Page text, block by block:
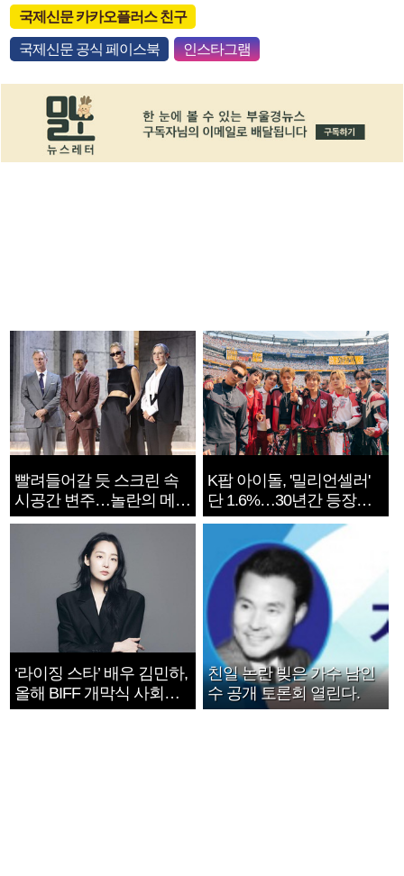
국제신문 카카오플러스 친구
국제신문 공식 페이스북 인스타그램
빨려들어갈 듯 스크린 속
시공간 변주…놀란의 메시
지는 ‘전쟁 속죄’
K팝 아이돌, '밀리언셀러'
단 1.6%…30년간 등장
1182개팀 전수조사
‘라이징 스타’ 배우 김민하,
올해 BIFF 개막식 사회자
확정
친일 논란 빚은 가수 남인
수 공개 토론회 열린다.